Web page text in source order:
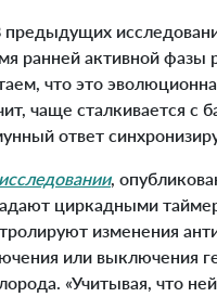
предыдущих
ранней активной
что это
чаще сталкивается
ответ
исследовании,
циркадными
изменения
или выключения
«Учитывая, что